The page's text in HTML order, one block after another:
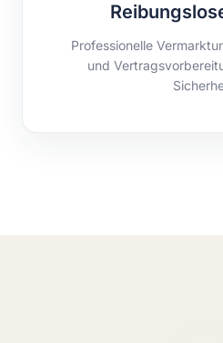
Professionelle
und